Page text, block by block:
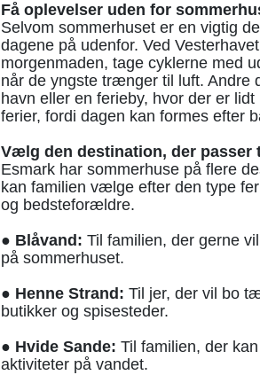
Få oplevelser uden for
Selvom sommerhuset er en vigtig
dagene på udenfor. Ved
morgenmaden, tage cyklerne med
når de yngste trænger til luft. Andre
havn eller en ferieby, hvor der er
ferier, fordi dagen kan formes efter
Vælg den destination, der passer
Esmark har sommerhuse på flere
kan familien vælge efter den type
og bedsteforældre.
● Blåvand: Til familien, der gerne
på sommerhuset.
● Henne Strand: Til jer, der vil bo
butikker og spisesteder.
● Hvide Sande: Til familien, der
aktiviteter på vandet.